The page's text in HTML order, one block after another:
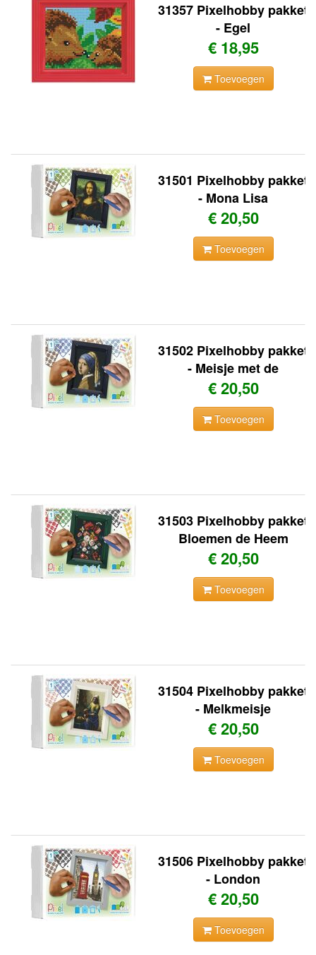
31357 Pixelhobby pakket
- Egel
€ 18,95
Toevoegen
31501 Pixelhobby pakket
- Mona Lisa
€ 20,50
Toevoegen
31502 Pixelhobby pakket
- Meisje met de
€ 20,50
Toevoegen
31503 Pixelhobby pakket
Bloemen de Heem
€ 20,50
Toevoegen
31504 Pixelhobby pakket
- Melkmeisje
€ 20,50
Toevoegen
31506 Pixelhobby pakket
- London
€ 20,50
Toevoegen